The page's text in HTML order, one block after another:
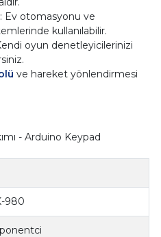
Ev otomasyonu ve
kullanılabilir.
oyun denetleyicilerinizi
ve hareket yönlendirmesi
- Arduino Keypad
980